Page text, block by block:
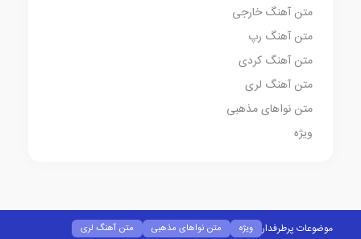
متن آهنگ خارجی
متن آهنگ رپ
متن آهنگ کردی
متن آهنگ لری
متن نواهای مذهبی
ویژه
موضوعات پرطرفدار ویژه متن نواهای مذهبی متن آهنگ لری